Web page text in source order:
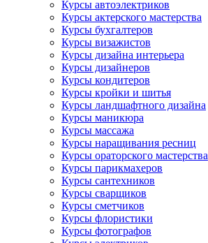
Курсы автоэлектриков
Курсы актерского мастерства
Курсы бухгалтеров
Курсы визажистов
Курсы дизайна интерьера
Курсы дизайнеров
Курсы кондитеров
Курсы кройки и шитья
Курсы ландшафтного дизайна
Курсы маникюра
Курсы массажа
Курсы наращивания ресниц
Курсы ораторского мастерства
Курсы парикмахеров
Курсы сантехников
Курсы сварщиков
Курсы сметчиков
Курсы флористики
Курсы фотографов